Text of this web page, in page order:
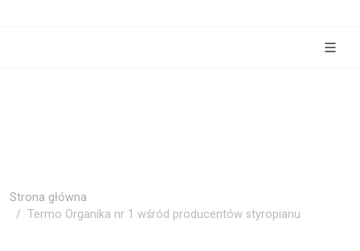
Strona główna
Termo Organika nr 1 wśród producentów styropianu